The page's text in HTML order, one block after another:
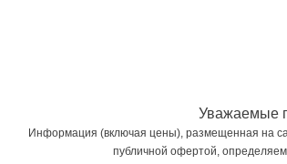
Уважаемые
Информация (включая цены), размещенная на
публичной офертой,